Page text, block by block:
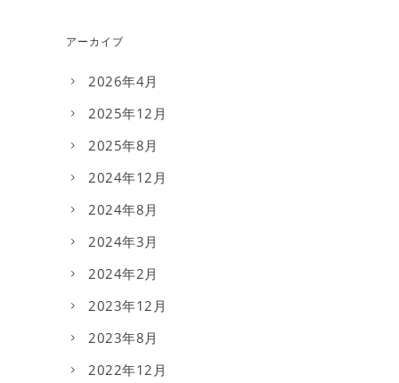
アーカイブ
2026年4月
2025年12月
2025年8月
2024年12月
2024年8月
2024年3月
2024年2月
2023年12月
2023年8月
2022年12月